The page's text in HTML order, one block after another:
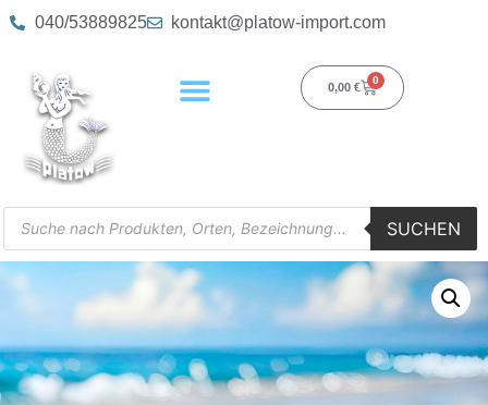
040/53889825 kontakt@platow-import.com
0,00 €
0
SUCHEN